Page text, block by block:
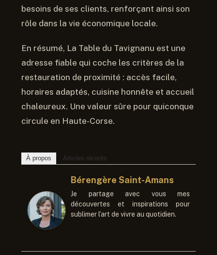
besoins de ses clients, renforçant ainsi son
rôle dans la vie économique locale.
En résumé, La Table du Tavignanu est une
adresse fiable qui coche les critères de la
restauration de proximité : accès facile,
horaires adaptés, cuisine honnête et accueil
chaleureux. Une valeur sûre pour quiconque
circule en Haute-Corse.
À propos Articles récents
Bérengère Saint-Amans
Je partage avec vous mes
découvertes et inspirations pour
sublimer l’art de vivre au quotidien.